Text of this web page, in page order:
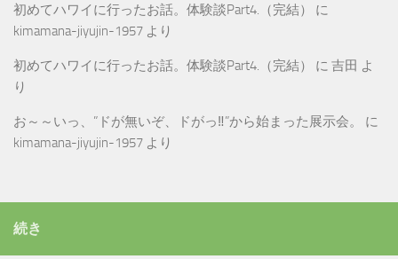
初めてハワイに行ったお話。体験談Part4.（完結）
に
kimamana-jiyujin-1957 より
初めてハワイに行ったお話。体験談Part4.（完結） に 吉田 よ
り
お～～いっ、”ドが無いぞ、ドがっ‼”から始まった展示会。
に
kimamana-jiyujin-1957 より
続き